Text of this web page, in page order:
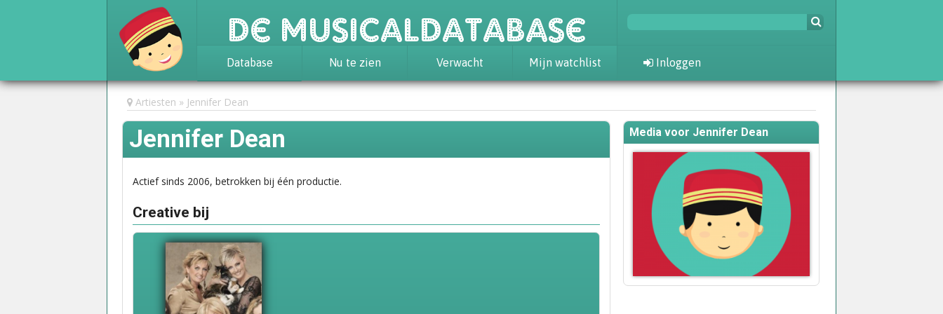
De Musicaldatabase
Database
Achtergrond
Awards
Statistieken
Nu te zien Verwacht Mijn watchlist Inloggen
Artiesten Jennifer Dean
Jennifer Dean
Actief sinds 2006, betrokken bij één productie.
Creative bij
Media voor Jennifer Dean